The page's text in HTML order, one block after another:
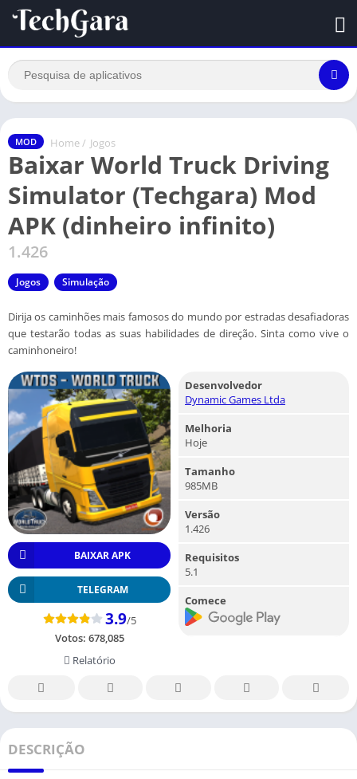
MOD Home / Jogos
Baixar World Truck Driving
Simulator (Techgara) Mod
APK (dinheiro infinito)
1.426
Jogos Simulação
Dirija os caminhões mais famosos do mundo por estradas desafiadoras
que testarão todas as suas habilidades de direção. Sinta como vive o
caminhoneiro!
BAIXAR APK
TELEGRAM
3.9/5
Votos: 678,085
Relatório
Desenvolvedor
Dynamic Games Ltda
Melhoria
Hoje
Tamanho
985MB
Versão
1.426
Requisitos
5.1
Comece
DESCRIÇÃO